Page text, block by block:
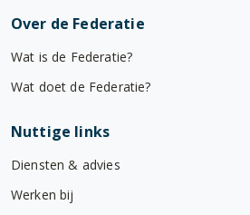
Over de Federatie
Wat is de Federatie?
Wat doet de Federatie?
Nuttige links
Diensten & advies
Werken bij